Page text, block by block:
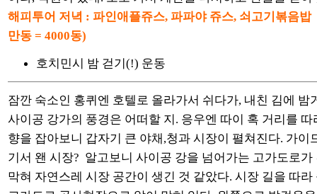
해피투어 저녁 : 파인애플쥬스, 파파야 쥬스, 쇠고기볶음밥
만동 = 4000동)
호치민시 밤 걷기(!) 운동
잠깐 숙소인 홍퀴엔 호텔로 올라가서 쉬다가, 내친 김에 밤
사이공 강가의 풍경은 어떠할 지. 응우엔 따이 혹 거리를
향을 잡아보니 갑자기 큰 야채,청과 시장이 펼쳐진다. 가이
기서 왠 시장? 알고보니 사이공 강을 넘어가는 고가도로
막혀 자연스레 시장 공간이 생긴 것 같았다. 시장 길을 따